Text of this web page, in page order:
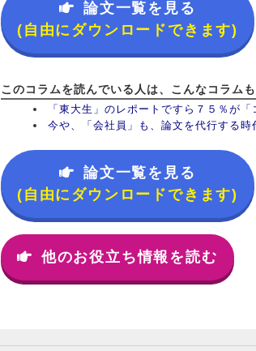
論文一覧を見る
(自由にダウンロードできます)
このコラムを読んでいる人は、こんなコラムも
「東大生」のレポートですら７５％が
今や、「会社員」も、論文を代行する時
論文一覧を見る
(自由にダウンロードできます)
他のお役立ち情報を読む